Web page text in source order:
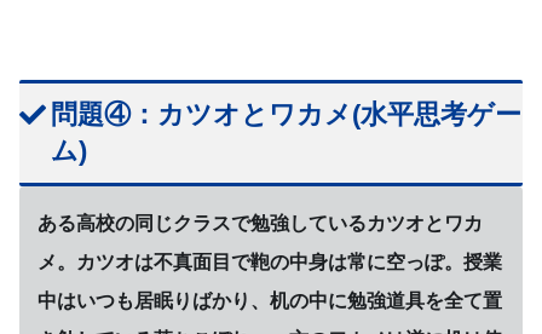
問題④：カツオとワカメ(水平思考ゲー
ム)
ある高校の同じクラスで勉強しているカツオとワカ
メ。カツオは不真面目で鞄の中身は常に空っぽ。授業
中はいつも居眠りばかり、机の中に勉強道具を全て置